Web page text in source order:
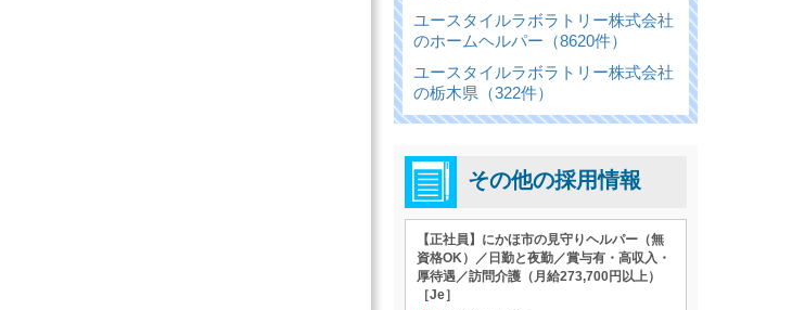
ユースタイルラボラトリー株式会社
のホームヘルパー（8620件）
ユースタイルラボラトリー株式会社
の栃木県（322件）
その他の採用情報
【正社員】にかほ市の見守りヘルパー（無
資格OK）／日勤と夜勤／賞与有・高収入・
厚待遇／訪問介護（月給273,700円以上）
［Je］